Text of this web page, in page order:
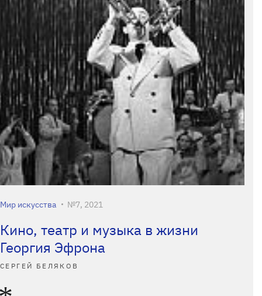
Мир искусства №7, 2021
Кино, театр и музыка в жизни
Георгия Эфрона
СЕРГЕЙ БЕЛЯКОВ